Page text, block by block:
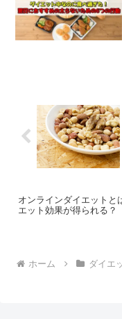
オンラインダイエットと
エット効果が得られる？
ホーム ダイエ